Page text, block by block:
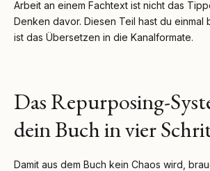
Arbeit an einem Fachtext ist nicht das
Denken davor. Diesen Teil hast du einmal
ist das Übersetzen in die Kanalformate.
Das Repurposing-
dein Buch in vier
Damit aus dem Buch kein Chaos wird,